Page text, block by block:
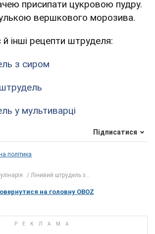
присипати цукровою пудру.
вершкового морозива.
й інші рецепти штруделя:
з сиром
у мультиварці
Підписатися
політика
Лінивий штрудель з...
на головну OBOZ